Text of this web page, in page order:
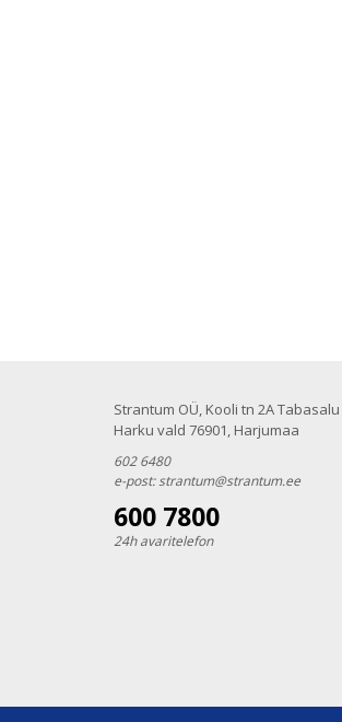
Strantum OÜ, Kooli tn 2A Tabasalu
Harku vald 76901, Harjumaa
602 6480
e-post:strantum@strantum.ee
600 7800
24h avaritelefon